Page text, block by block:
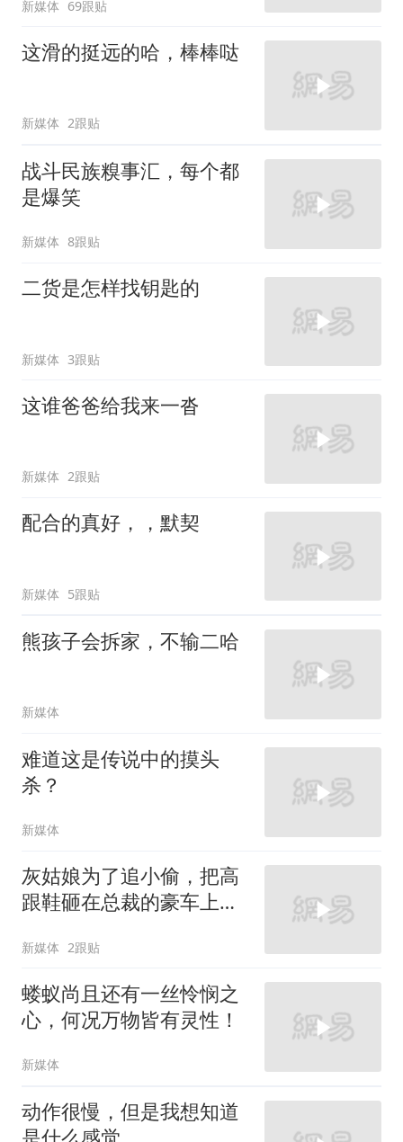
新媒体 69跟贴
这滑的挺远的哈，棒棒哒
新媒体 2跟贴
战斗民族糗事汇，每个都
是爆笑
新媒体 8跟贴
二货是怎样找钥匙的
新媒体 3跟贴
这谁爸爸给我来一沓
新媒体 2跟贴
配合的真好，，默契
新媒体 5跟贴
熊孩子会拆家，不输二哈
新媒体
难道这是传说中的摸头
杀？
新媒体
灰姑娘为了追小偷，把高
跟鞋砸在总裁的豪车上，
新媒体 2跟贴
蝼蚁尚且还有一丝怜悯之
心，何况万物皆有灵性！
新媒体
动作很慢，但是我想知道